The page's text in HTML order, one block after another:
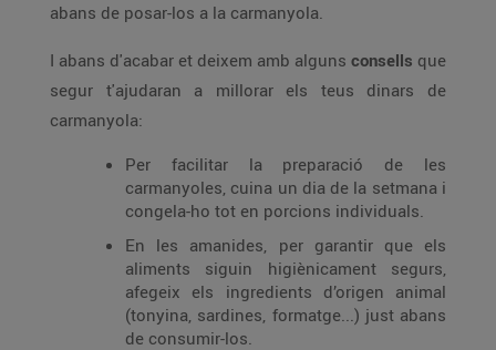
abans de posar-los a la carmanyola.
I abans d'acabar et deixem amb alguns consells que
segur t'ajudaran a millorar els teus dinars de
carmanyola:
Per facilitar la preparació de les
carmanyoles, cuina un dia de la setmana i
congela-ho tot en porcions individuals.
En les amanides, per garantir que els
aliments siguin higiènicament segurs,
afegeix els ingredients d’origen animal
(tonyina, sardines, formatge...) just abans
de consumir-los.